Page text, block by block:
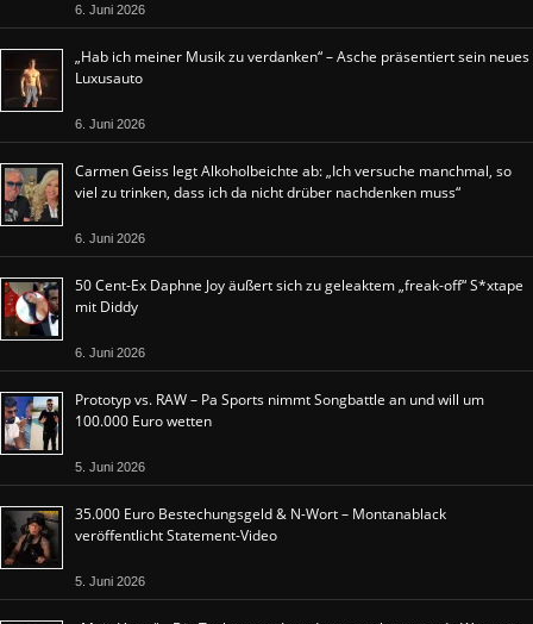
6. Juni 2026
„Hab ich meiner Musik zu verdanken“ – Asche präsentiert sein neues
Luxusauto
6. Juni 2026
Carmen Geiss legt Alkoholbeichte ab: „Ich versuche manchmal, so
viel zu trinken, dass ich da nicht drüber nachdenken muss“
6. Juni 2026
50 Cent-Ex Daphne Joy äußert sich zu geleaktem „freak-off“ S*xtape
mit Diddy
6. Juni 2026
Prototyp vs. RAW – Pa Sports nimmt Songbattle an und will um
100.000 Euro wetten
5. Juni 2026
35.000 Euro Bestechungsgeld & N-Wort – Montanablack
veröffentlicht Statement-Video
5. Juni 2026